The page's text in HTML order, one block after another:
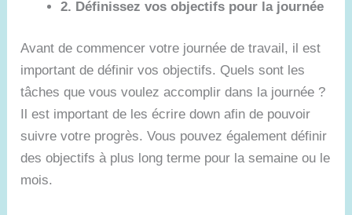
2. Définissez vos objectifs pour la journée
Avant de commencer votre journée de travail, il est
important de définir vos objectifs. Quels sont les
tâches que vous voulez accomplir dans la journée ?
Il est important de les écrire down afin de pouvoir
suivre votre progrès. Vous pouvez également définir
des objectifs à plus long terme pour la semaine ou le
mois.